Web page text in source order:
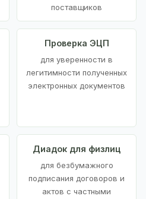
поставщиков
Проверка ЭЦП
для уверенности в
легитимности полученных
электронных документов
Диадок для физлиц
для безбумажного
подписания договоров и
актов с частными